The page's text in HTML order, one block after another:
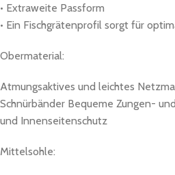
• Extraweite Passform
• Ein Fischgrätenprofil sorgt für
Obermaterial:
Atmungsaktives und leichtes
Schnürbänder Bequeme Zungen-
und Innenseitenschutz
Mittelsohle: